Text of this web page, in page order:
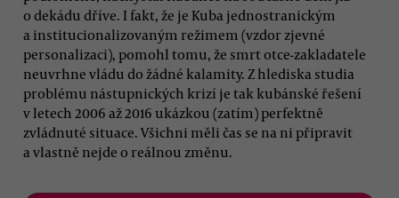
o dekádu dříve. I fakt, že je Kuba jednostranickým
a institucionalizovaným režimem (vzdor zjevné
personalizaci), pomohl tomu, že smrt otce-zakladatele
neuvrhne vládu do žádné kalamity. Z hlediska studia
problému nástupnických krizí je tak kubánské řešení
v letech 2006 až 2016 ukázkou (zatím) perfektně
zvládnuté situace. Všichni měli čas se na ni připravit
a vlastně nejde o reálnou změnu.